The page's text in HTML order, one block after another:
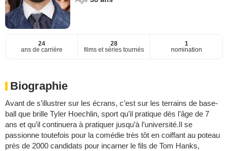
24
ans de carrière
28
films et séries tournés
1
nomination
Biographie
Avant de s’illustrer sur les écrans, c’est sur les terrains de base-
ball que brille Tyler Hoechlin, sport qu’il pratique dès l’âge de 7
ans et qu’il continuera à pratiquer jusqu’à l’université.Il se
passionne toutefois pour la comédie très tôt en coiffant au poteau
près de 2000 candidats pour incarner le fils de Tom Hanks,